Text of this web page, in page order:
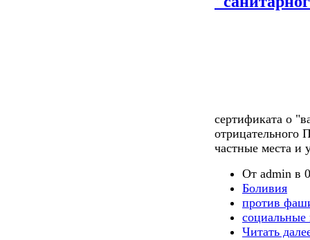
сертификата о
отрицательного
частные места и
От admin в
Боливия
против
социальные
Читать